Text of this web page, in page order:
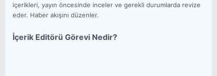
içerikleri, yayın öncesinde inceler ve gerekli durumlarda revize
eder. Haber akışını düzenler.
İçerik Editörü Görevi Nedir?